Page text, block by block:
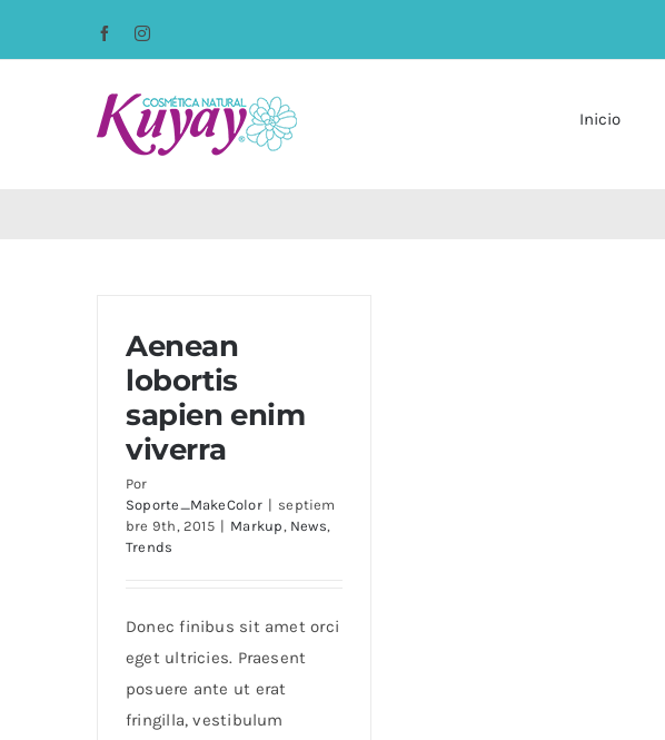
FacebookInstagram
Inicio
Aenean
lobortis
sapien enim
viverra
Por
Soporte_MakeColor | septiem
bre 9th, 2015 | Markup, News,
Trends
Donec finibus sit amet orci
eget ultricies. Praesent
posuere ante ut erat
fringilla, vestibulum